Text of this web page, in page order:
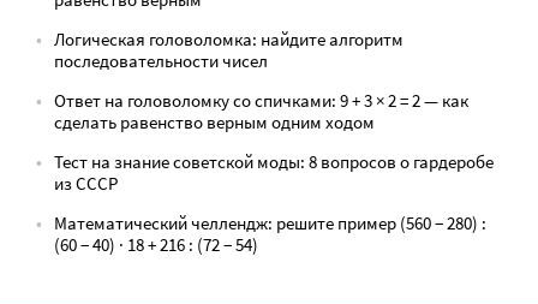
Логическая головоломка: найдите алгоритм
последовательности чисел
Ответ на головоломку со спичками: 9 + 3 × 2 = 2 — как
сделать равенство верным одним ходом
Тест на знание советской моды: 8 вопросов о гардеробе
из СССР
Математический челлендж: решите пример (560 − 280) :
(60 − 40) · 18 + 216 : (72 − 54)